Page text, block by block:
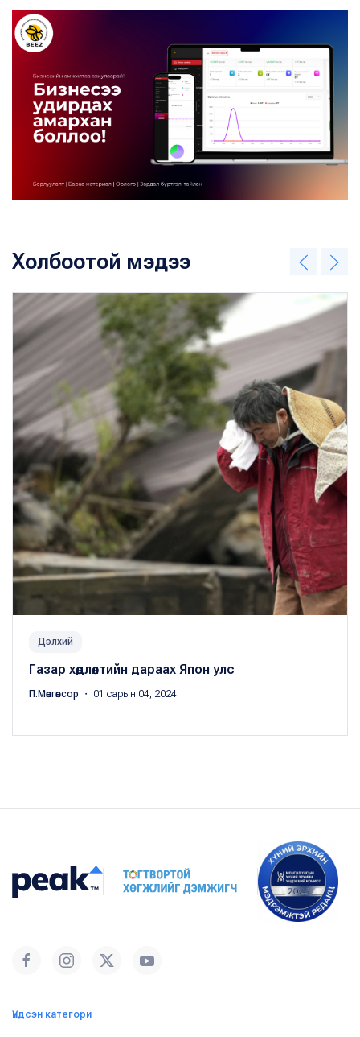
Холбоотой мэдээ
Дэлхий
Газар хөдлөлтийн дараах Япон улс
П.Мөнгөнсор ・ 01 сарын 04, 2024
Үндсэн категори